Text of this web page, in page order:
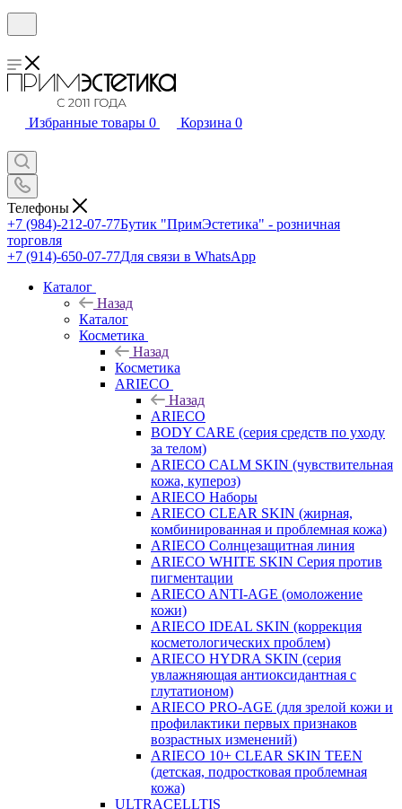
Избранные товары 0 Корзина 0
Телефоны
+7 (984)-212-07-77Бутик "ПримЭстетика" - розничная
торговля
+7 (914)-650-07-77Для связи в WhatsApp
Каталог
Назад
Каталог
Косметика
Назад
Косметика
ARIECO
Назад
ARIECO
BODY CARE (серия средств по уходу
за телом)
ARIECO CALM SKIN (чувствительная
кожа, купероз)
ARIECO Наборы
ARIECO CLEAR SKIN (жирная,
комбинированная и проблемная кожа)
ARIECO Солнцезащитная линия
ARIECO WHITE SKIN Серия против
пигментации
ARIECO ANTI-AGE (омоложение
кожи)
ARIECO IDEAL SKIN (коррекция
косметологических проблем)
ARIECO HYDRA SKIN (серия
увлажняющая антиоксидантная с
глутатионом)
ARIECO PRO-AGE (для зрелой кожи и
профилактики первых признаков
возрастных изменений)
ARIECO 10+ CLEAR SKIN TEEN
(детская, подростковая проблемная
кожа)
ULTRACELLTIS